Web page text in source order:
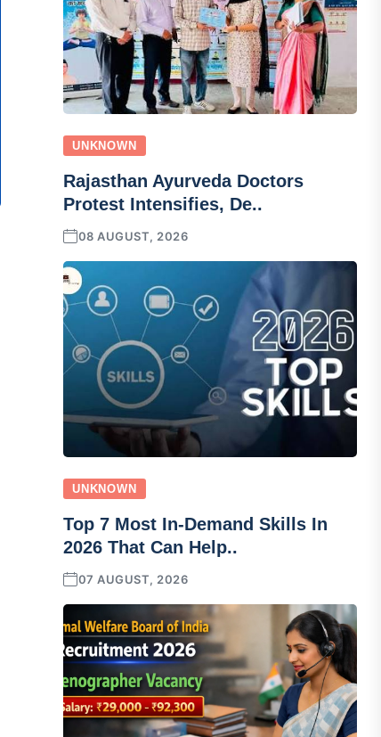
UNKNOWN
Rajasthan Ayurveda Doctors
Protest Intensifies, De..
08 AUGUST, 2026
UNKNOWN
Top 7 Most In-Demand Skills In
2026 That Can Help..
07 AUGUST, 2026